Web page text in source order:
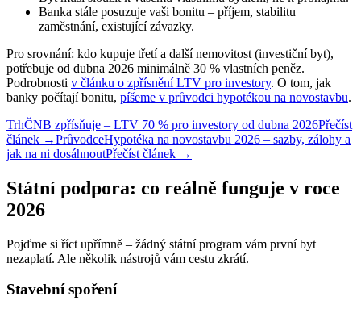
Banka stále posuzuje vaši bonitu – příjem, stabilitu
zaměstnání, existující závazky.
Pro srovnání: kdo kupuje třetí a další nemovitost (investiční byt),
potřebuje od dubna 2026 minimálně 30 % vlastních peněz.
Podrobnosti v článku o zpřísnění LTV pro investory. O tom, jak
banky počítají bonitu, píšeme v průvodci hypotékou na novostavbu.
TrhČNB zpřísňuje – LTV 70 % pro investory od dubna 2026Přečíst
článek →PrůvodceHypotéka na novostavbu 2026 – sazby, zálohy a
jak na ni dosáhnoutPřečíst článek →
Státní podpora: co reálně funguje v roce
2026
Pojďme si říct upřímně – žádný státní program vám první byt
nezaplatí. Ale několik nástrojů vám cestu zkrátí.
Stavební spoření